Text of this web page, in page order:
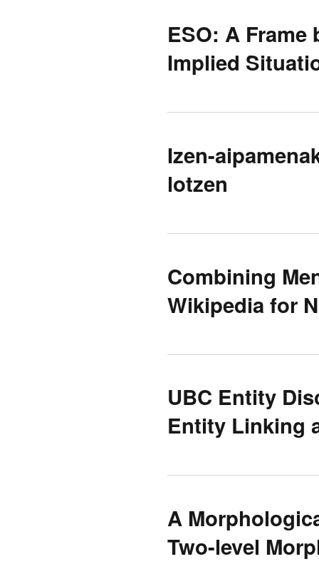
ESO: A
Implied
Izen-
lotzen
Combining
Wikipedia for
UBC Entity
Entity Linking
A
Two-level